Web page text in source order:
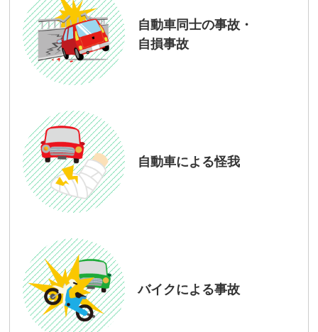
自動車同士の事故・
自損事故
自動車による怪我
バイクによる事故